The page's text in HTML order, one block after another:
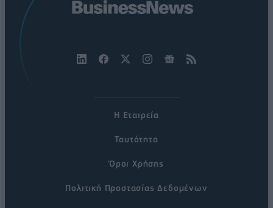
Η Εταιρεία
Ταυτότητα
Όροι Χρήσης
Πολιτική Προστασίας Δεδομένων